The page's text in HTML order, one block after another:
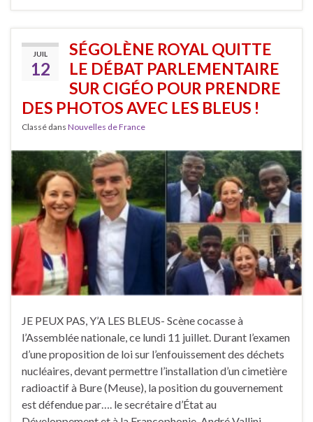
JUIL
12
SÉGOLÈNE ROYAL QUITTE
LE DÉBAT PARLEMENTAIRE
SUR CIGÉO POUR PRENDRE
DES PHOTOS AVEC LES BLEUS !
Classé dans Nouvelles de France
JE PEUX PAS, Y’A LES BLEUS- Scène cocasse à
l’Assemblée nationale, ce lundi 11 juillet. Durant l’examen
d’une proposition de loi sur l’enfouissement des déchets
nucléaires, devant permettre l’installation d’un cimetière
radioactif à Bure (Meuse), la position du gouvernement
est défendue par…. le secrétaire d’État au